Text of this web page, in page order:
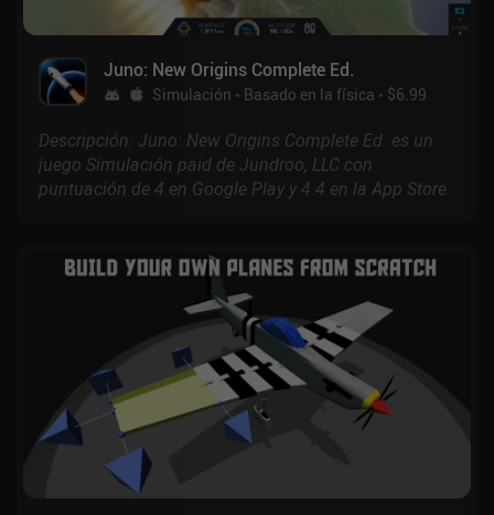
Juno: New Origins Complete Ed.
Simulación Basado en la física $6.99
Descripción: Juno: New Origins Complete Ed. es un
juego Simulación paid de Jundroo, LLC con
puntuación de 4 en Google Play y 4.4 en la App Store.